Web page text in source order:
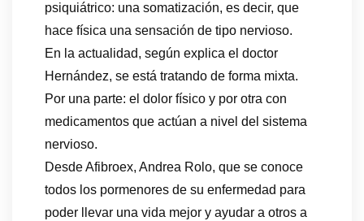
psiquiátrico: una somatización, es decir, que
hace física una sensación de tipo nervioso.
En la actualidad, según explica el doctor
Hernández, se está tratando de forma mixta.
Por una parte: el dolor físico y por otra con
medicamentos que actúan a nivel del sistema
nervioso.
Desde Afibroex, Andrea Rolo, que se conoce
todos los pormenores de su enfermedad para
poder llevar una vida mejor y ayudar a otros a